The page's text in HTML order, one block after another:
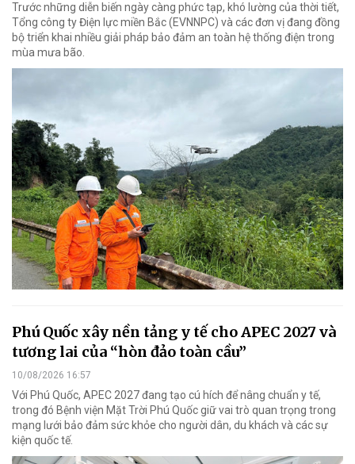
Trước những diễn biến ngày càng phức tạp, khó lường của thời tiết,
Tổng công ty Điện lực miền Bắc (EVNNPC) và các đơn vị đang đồng
bộ triển khai nhiều giải pháp bảo đảm an toàn hệ thống điện trong
mùa mưa bão.
Phú Quốc xây nền tảng y tế cho APEC 2027 và
tương lai của “hòn đảo toàn cầu”
10/08/2026 16:57
Với Phú Quốc, APEC 2027 đang tạo cú hích để nâng chuẩn y tế,
trong đó Bệnh viện Mặt Trời Phú Quốc giữ vai trò quan trọng trong
mạng lưới bảo đảm sức khỏe cho người dân, du khách và các sự
kiện quốc tế.